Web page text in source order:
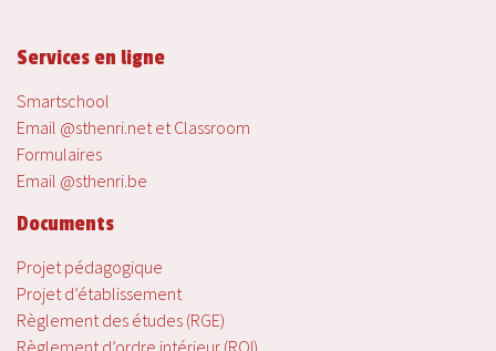
Services en ligne
Smartschool
Email @sthenri.net et Classroom
Formulaires
Email @sthenri.be
Documents
Projet pédagogique
Projet d’établissement
Règlement des études (RGE)
Règlement d’ordre intérieur (ROI)